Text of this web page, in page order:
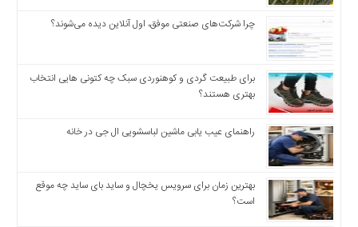
جدید
حوادث
اخبار
سیاسی
اخبار
فرهنگی
دسترسی
سریع
صفحه
اصلی
چرا شرکت‌های صنعتی موفق، اول آنلاین دیده می‌شوند؟
برای طبیعت گردی و کوهنوردی سبک چه کتونی هایی انتخاب
بهتری هستند؟
راهنمای عیب یابی ماشین لباسشویی ال جی در خانه
بهترین زمان برای سرویس یخچال و ساید بای ساید چه موقع
است؟